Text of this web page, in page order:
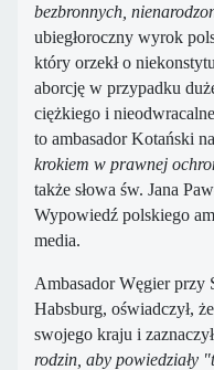
bezbronnych,
ubiegłoroczny wyrok
który orzekł o
aborcję w przypadku
ciężkiego i
to ambasador Kotański
krokiem w prawnej
także słowa św. Jana
Wypowiedź polskiego
media.
Ambasador Węgier przy
Habsburg, oświadczył,
swojego kraju i
rodzin, aby powiedziały